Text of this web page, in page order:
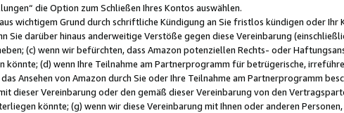
die Option zum Schließen Ihres Kontos auswählen.
wichtigem Grund durch schriftliche Kündigung an Sie fristlos kündigen oder Ihr
Sie darüber hinaus anderweitige Verstöße gegen diese Vereinbarung
(c) wenn wir befürchten, dass Amazon potenziellen Rechts- oder
könnte; (d) wenn Ihre Teilnahme am Partnerprogramm für betrügerische,
Ansehen von Amazon durch Sie oder Ihre Teilnahme am Partnerprogramm
dieser Vereinbarung oder den gemäß dieser Vereinbarung von den
könnte; (g) wenn wir diese Vereinbarung mit Ihnen oder anderen